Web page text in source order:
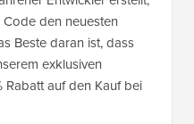
den neuesten
Beste daran ist, dass
exklusiven
auf den Kauf bei